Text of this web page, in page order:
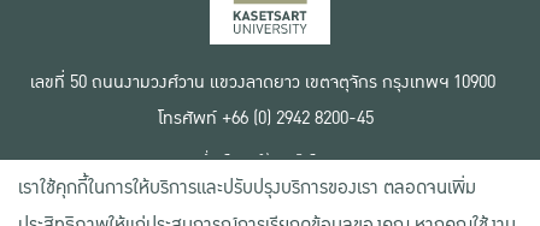
เลขที่ 50 ถนนงามวงศ์วาน แขวงลาดยาว เขตจตุจักร กรุงเทพฯ 10900
โทรศัพท์ +66 (0) 2942 8200-45
เงื่อนไขการใช้งานเว็บไซต์
ข้อตกลงด้านสิทธิ์ใช้งาน
นโยบายความเป็นส่วนตัว
เราใช้คุกกี้ในการให้บริการและปรับปรุงบริการของเรา ตลอดจนเพิ่ม